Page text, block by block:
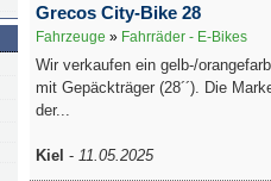
Grecos City-Bike 28
Fahrzeuge » Fahrräder - E-Bikes
Wir verkaufen ein gelb-/
mit Gepäckträger (28´´). Die
der...
Kiel - 11.05.2025